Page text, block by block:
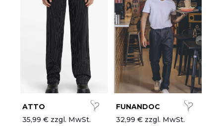
ATTO
35,99 € zzgl. MwSt.
FUNANDOC
32,99 € zzgl. MwSt.